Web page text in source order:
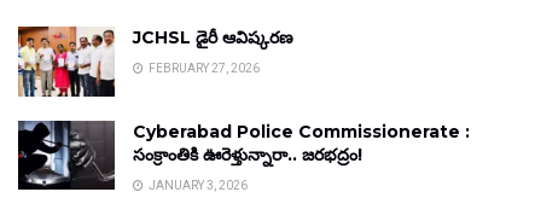
JCHSL డైరీ ఆవిష్కరణ
FEBRUARY 27, 2026
Cyberabad Police Commissionerate :
సంక్రాంతికి ఊరెళ్తున్నారా.. జరభద్రం!
JANUARY 3, 2026